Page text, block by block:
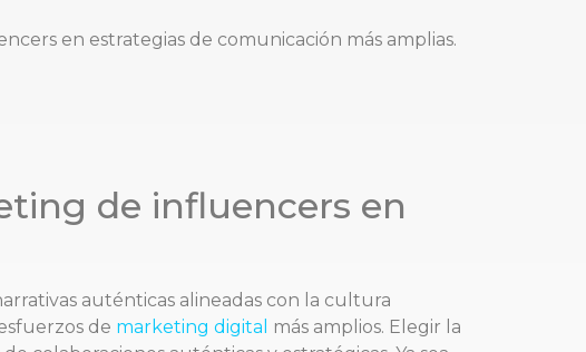
en estrategias de comunicación más amplias.
de influencers en
auténticas alineadas con la cultura
de marketing digital
más amplios. Elegir la